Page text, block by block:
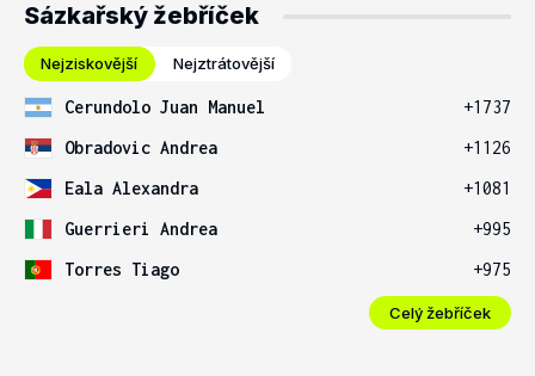
Sázkařský žebříček
Nejziskovější Nejztrátovější
Cerundolo Juan Manuel
+1737
Obradovic Andrea
+1126
Eala Alexandra
+1081
Guerrieri Andrea
+995
Torres Tiago
+975
Celý žebříček